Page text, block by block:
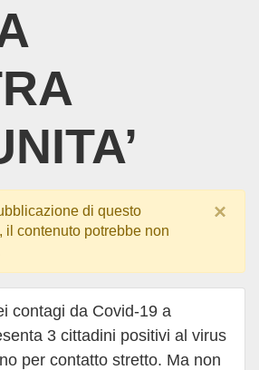
di questo
il contenuto potrebbe non
×
contagi da Covid-19 a
3 cittadini positivi al virus
per contatto stretto. Ma non